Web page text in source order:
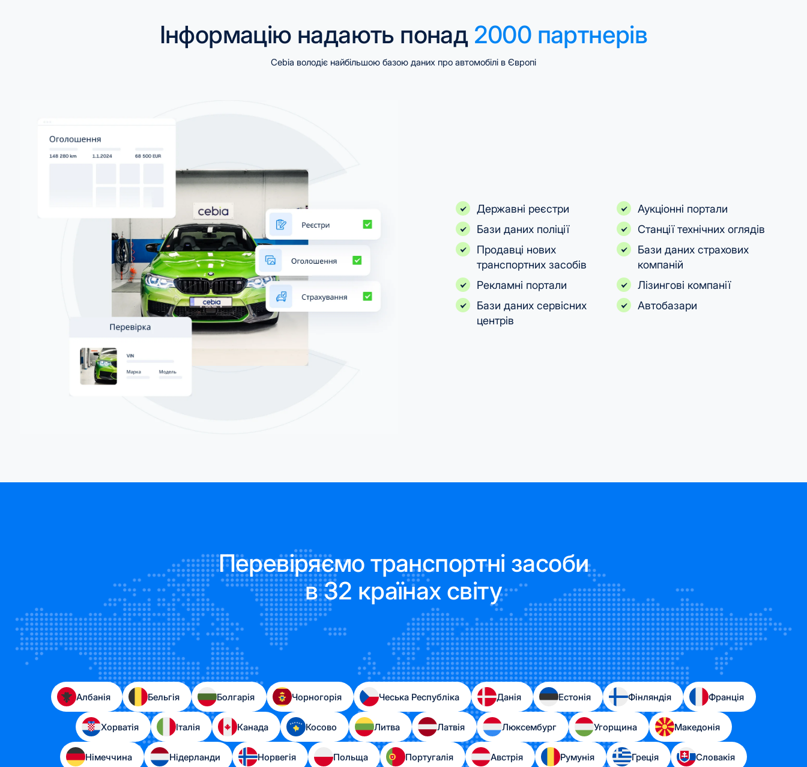
Інформацію надають понад2000 партнерів
Cebia володіє найбільшою базою даних про автомобілі в Європі
Державні реєстри
Бази даних поліції
Продавці нових
транспортних засобів
Рекламні портали
Бази даних сервісних
центрів
Аукціонні портали
Станції технічних оглядів
Бази даних страхових
компаній
Лізингові компанії
Автобазари
Перевіряємо транспортні засоби
в 32 країнах світу
Албанія Бельгія Болгарія Чорногорія Чеська Республіка Данія Естонія Фінляндія Франція
Хорватія Італія Канада Косово Литва Латвія Люксембург Угорщина Македонія
Німеччина Нідерланди Норвегія Польща Португалія Австрія Румунія Греція Словакія